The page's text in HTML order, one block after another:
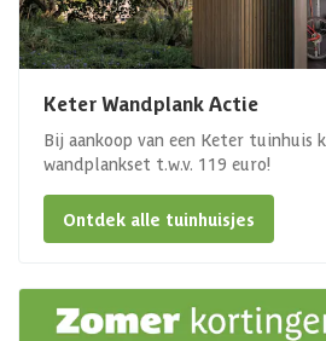
Keter Wandplank Actie
Bij aankoop van een Keter tuinhuis
wandplankset t.w.v. 119 euro!
Ontdek alle tuinhuisjes